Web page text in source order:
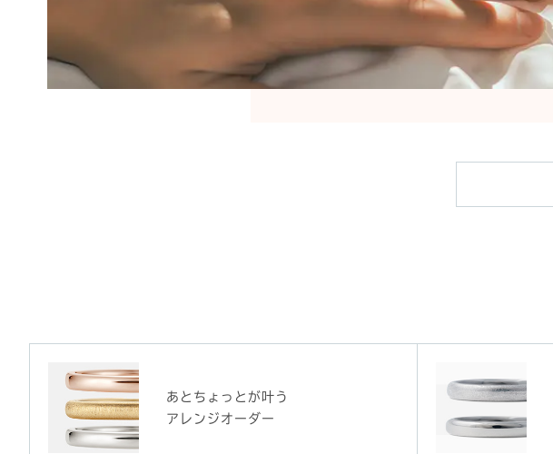
あとちょっとが叶う
アレンジオーダー